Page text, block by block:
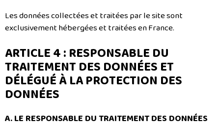
Les données collectées et traitées par le site sont
exclusivement hébergées et traitées en France.
ARTICLE 4 : RESPONSABLE DU
TRAITEMENT DES DONNÉES ET
DÉLÉGUÉ À LA PROTECTION DES
DONNÉES
A. LE RESPONSABLE DU TRAITEMENT DES DONNÉES